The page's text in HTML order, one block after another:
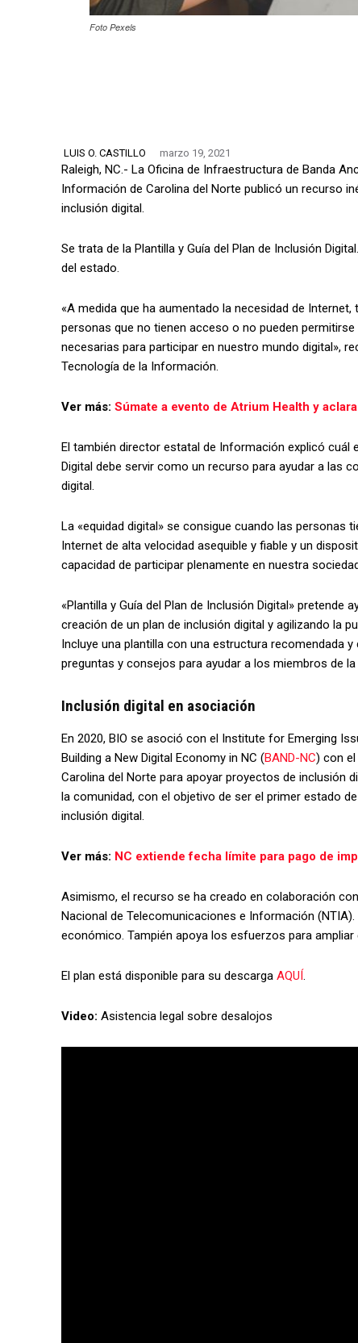
Foto Pexels
LUIS O. CASTILLO marzo 19, 2021
Raleigh, NC.- La Oficina de Infraestructura de Banda
Información de Carolina del Norte publicó un recurso
inclusión digital.
Se trata de la Plantilla y Guía del Plan de Inclusión
del estado.
«A medida que ha aumentado la necesidad de
personas que no tienen acceso o no pueden
necesarias para participar en nuestro mundo digital»,
Tecnología de la Información.
Ver más: Súmate a evento de Atrium Health y
El también director estatal de Información explicó cuál
Digital debe servir como un recurso para ayudar a las
digital.
La «equidad digital» se consigue cuando las personas
Internet de alta velocidad asequible y fiable y un
capacidad de participar plenamente en nuestra
«Plantilla y Guía del Plan de Inclusión Digital»
creación de un plan de inclusión digital y agilizando la
Incluye una plantilla con una estructura recomendada
preguntas y consejos para ayudar a los miembros de
Inclusión digital en asociación
En 2020, BIO se asoció con el Institute for Emerging
Building a New Digital Economy in NC (BAND-NC) con
Carolina del Norte para apoyar proyectos de inclusión
la comunidad, con el objetivo de ser el primer estado
inclusión digital.
Ver más: NC extiende fecha límite para pago de
Asimismo, el recurso se ha creado en colaboración
Nacional de Telecomunicaciones e Información
económico. Tampién apoya los esfuerzos para ampliar
El plan está disponible para su descarga AQUÍ.
Video: Asistencia legal sobre desalojos